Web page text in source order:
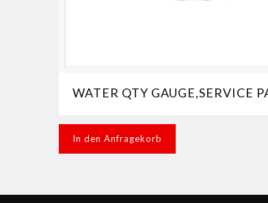
WATER QTY GAUGE,SERVICE
In den Anfragekorb